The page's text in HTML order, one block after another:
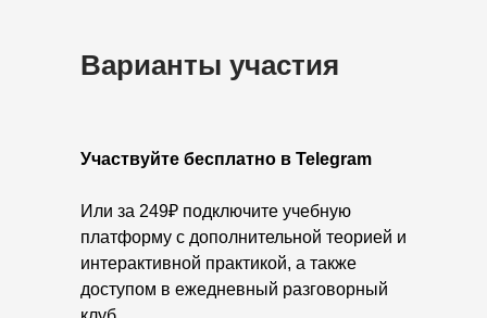
Варианты участия
Участвуйте бесплатно в Telegram
Или за 249₽ подключите учебную
платформу с дополнительной теорией и
интерактивной практикой, а также
доступом в ежедневный разговорный